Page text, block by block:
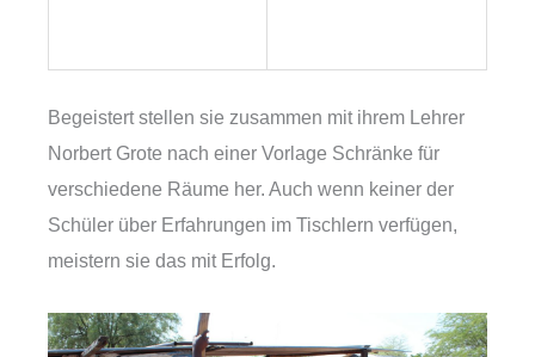
Begeistert stellen sie zusammen mit ihrem Lehrer
Norbert Grote nach einer Vorlage Schränke für
verschiedene Räume her. Auch wenn keiner der
Schüler über Erfahrungen im Tischlern verfügen,
meistern sie das mit Erfolg.